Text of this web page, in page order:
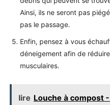
Ainsi, ils ne seront pas
pas le passage.
Enfin, pensez à vous
déneigement afin de
musculaires.
lire Louche à compost